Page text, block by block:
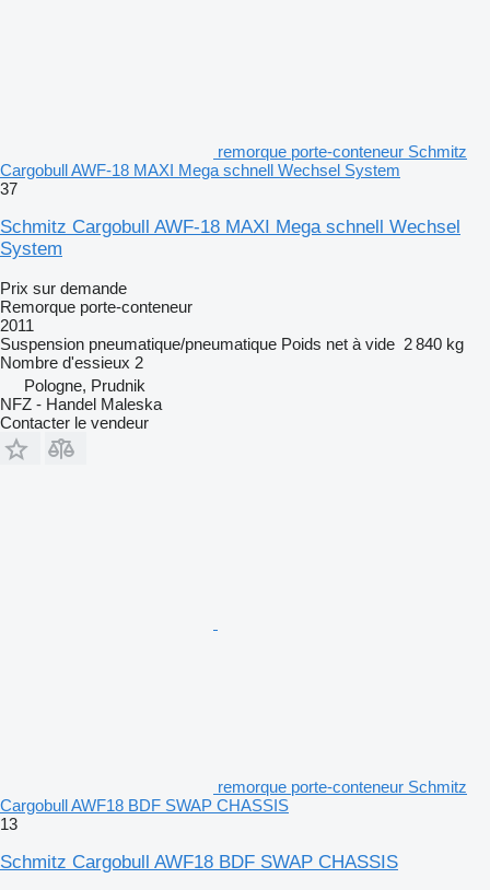
remorque porte-conteneur Schmitz
Cargobull AWF-18 MAXI Mega schnell Wechsel System
37
Schmitz Cargobull AWF-18 MAXI Mega schnell Wechsel
System
Prix sur demande
Remorque porte-conteneur
2011
Suspension pneumatique/pneumatique Poids net à vide 2 840 kg
Nombre d'essieux 2
Pologne, Prudnik
NFZ - Handel Maleska
Contacter le vendeur
remorque porte-conteneur Schmitz
Cargobull AWF18 BDF SWAP CHASSIS
13
Schmitz Cargobull AWF18 BDF SWAP CHASSIS